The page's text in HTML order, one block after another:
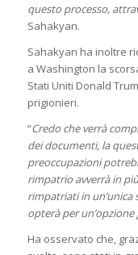
questo processo,
Sahakyan.
Sahakyan ha inoltre
a Washington la
Stati Uniti Donald
prigionieri.
“Credo che verrà
dei documenti, la
preoccupazioni
rimpatrio avverrà in
rimpatriati in un’unica
opterà per un’opzione
Ha osservato che,